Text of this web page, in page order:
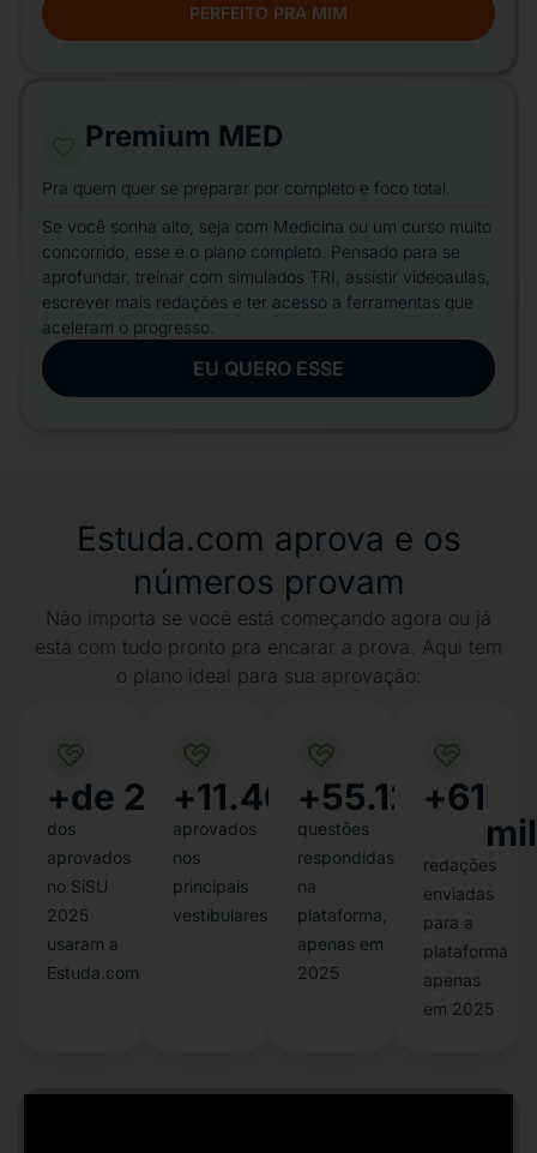
PERFEITO PRA MIM
Premium MED
Pra quem quer se preparar por completo e foco total.
Se você sonha alto, seja com Medicina ou um curso muito
concorrido, esse é o plano completo. Pensado para se
aprofundar, treinar com simulados TRI, assistir videoaulas,
escrever mais redações e ter acesso a ferramentas que
aceleram o progresso.
EU QUERO ESSE
Estuda.com aprova e os
números provam
Não importa se você está começando agora ou já
está com tudo pronto pra encarar a prova. Aqui tem
o plano ideal para sua aprovação:
dos
aprovados
no SiSU
2025
usaram a
Estuda.com
+de 25 %
aprovados
nos
principais
vestibulares
+11.400
questões
respondidas
na
plataforma,
apenas em
2025
+55.126.000
redações
enviadas
para a
plataforma
apenas
em 2025
+61
mil